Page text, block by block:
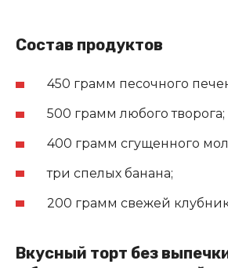
Состав продуктов
450 грамм песочного
500 грамм любого творога;
400 грамм сгущенного
три спелых банана;
200 грамм свежей
Вкусный торт без